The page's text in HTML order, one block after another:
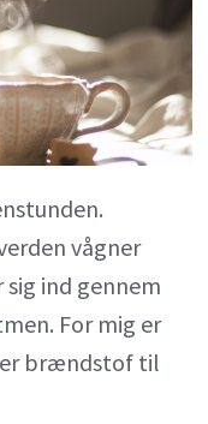
liv
vågner
ind gennem
For mig er
er brændstof til